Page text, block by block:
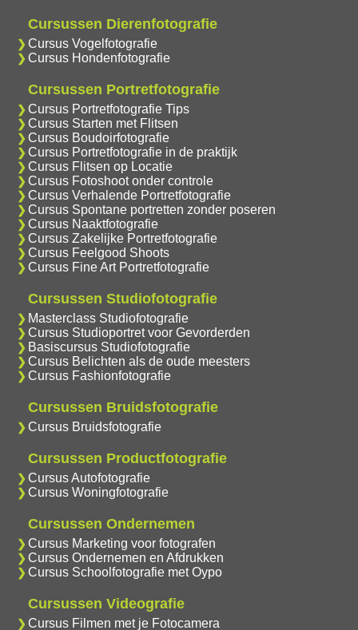
Cursussen Dierenfotografie
Cursus Vogelfotografie
Cursus Hondenfotografie
Cursussen Portretfotografie
Cursus Portretfotografie Tips
Cursus Starten met Flitsen
Cursus Boudoirfotografie
Cursus Portretfotografie in de praktijk
Cursus Flitsen op Locatie
Cursus Fotoshoot onder controle
Cursus Verhalende Portretfotografie
Cursus Spontane portretten zonder poseren
Cursus Naaktfotografie
Cursus Zakelijke Portretfotografie
Cursus Feelgood Shoots
Cursus Fine Art Portretfotografie
Cursussen Studiofotografie
Masterclass Studiofotografie
Cursus Studioportret voor Gevorderden
Basiscursus Studiofotografie
Cursus Belichten als de oude meesters
Cursus Fashionfotografie
Cursussen Bruidsfotografie
Cursus Bruidsfotografie
Cursussen Productfotografie
Cursus Autofotografie
Cursus Woningfotografie
Cursussen Ondernemen
Cursus Marketing voor fotografen
Cursus Ondernemen en Afdrukken
Cursus Schoolfotografie met Oypo
Cursussen Videografie
Cursus Filmen met je Fotocamera